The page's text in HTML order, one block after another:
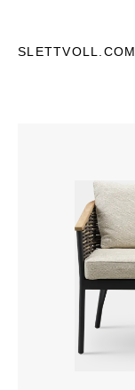
SLETTVOLL.COM